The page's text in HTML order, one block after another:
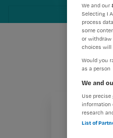
We and our
Selecting I
process
some
or withdraw
choices will
Would you
as a person
We and
Use
information
research
List of